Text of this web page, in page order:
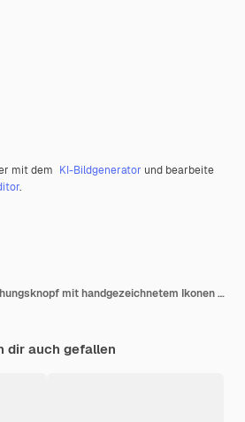
mit dem KI-Bildgenerator und bearbeite
.
Png-grüner Erfrischungsknopf mit handgezeichnetem Ikonen durchsichtiger Hintergrund
dir auch gefallen